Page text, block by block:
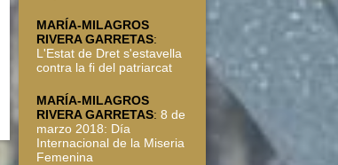
MARÍA-MILAGROS
RIVERA GARRETAS:
L'Estat de Dret s'estavella
contra la fi del patriarcat
MARÍA-MILAGROS
RIVERA GARRETAS:8 de
marzo 2018: Día
Internacional de la Miseria
Femenina